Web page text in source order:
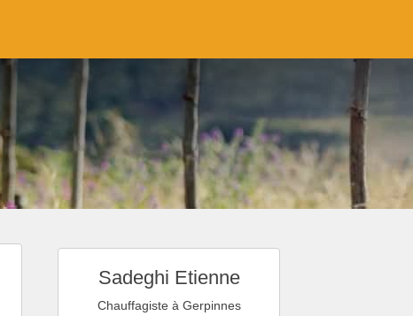
Sadeghi Etienne
Chauffagiste à Gerpinnes